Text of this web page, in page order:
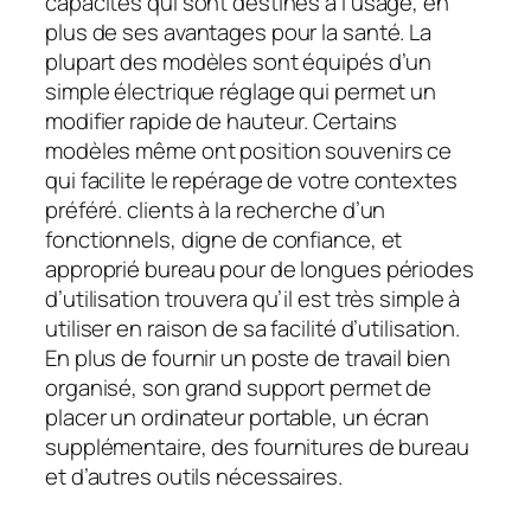
plus de ses avantages pour la santé. La
plupart des modèles sont équipés d’un
simple électrique réglage qui permet un
modifier rapide de hauteur. Certains
modèles même ont position souvenirs ce
qui facilite le repérage de votre contextes
préféré. clients à la recherche d’un
fonctionnels, digne de confiance, et
approprié bureau pour de longues périodes
d’utilisation trouvera qu’il est très simple à
utiliser en raison de sa facilité d’utilisation.
En plus de fournir un poste de travail bien
organisé, son grand support permet de
placer un ordinateur portable, un écran
supplémentaire, des fournitures de bureau
et d’autres outils nécessaires.